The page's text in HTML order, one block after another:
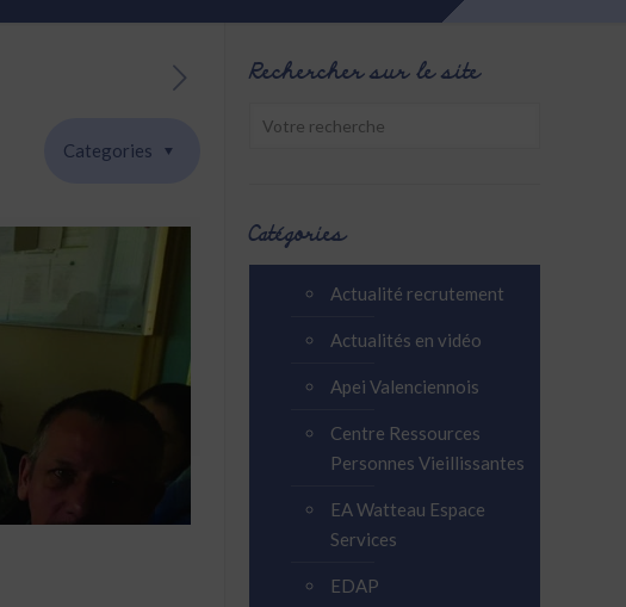
Categories
Rechercher sur le site
Catégories
Actualité recrutement
Actualités en vidéo
Apei Valenciennois
Centre Ressources
Personnes Vieillissantes
EA Watteau Espace
Services
EDAP